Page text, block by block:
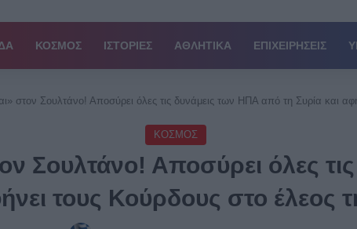
ΚΟΣΜΟΣ ΙΣΤΟΡΙΕΣ ΑΘΛΗΤΙΚΑ ΕΠΙΧΕΙΡΗΣΕΙΣ
στον Σουλτάνο! Αποσύρει όλες τις δυνάμεις των ΗΠΑ από τη Συρία και
ΚΟΣΜΟΣ
Σουλτάνο! Αποσύρει όλες
τους Κούρδους στο έλεος